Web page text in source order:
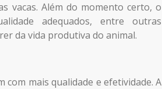
vacas. Além do momento certo, o
adequados, entre outras
da vida produtiva do animal.
mais qualidade e efetividade. A